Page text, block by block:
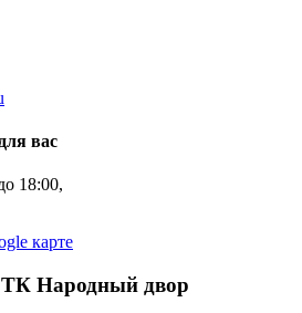
вас
18:00,
карте
ТК Народный двор